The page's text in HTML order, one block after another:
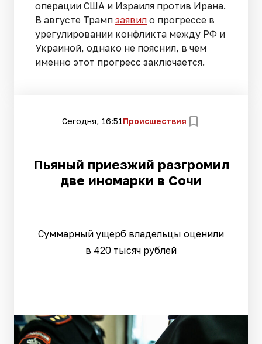
операции США и Израиля против Ирана.
В августе Трамп заявил о прогрессе в
урегулировании конфликта между РФ и
Украиной, однако не пояснил, в чём
именно этот прогресс заключается.
Сегодня, 16:51Происшествия
Пьяный приезжий разгромил
две иномарки в Сочи
Суммарный ущерб владельцы оценили
в 420 тысяч рублей